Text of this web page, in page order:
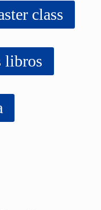
class
libros